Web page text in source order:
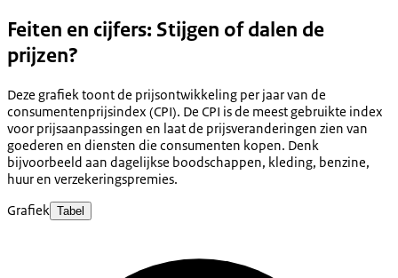
Feiten en cijfers: Stijgen of dalen de
prijzen?
Deze grafiek toont de prijsontwikkeling per jaar van de
consumentenprijsindex (CPI). De CPI is de meest gebruikte index
voor prijsaanpassingen en laat de prijsveranderingen zien van
goederen en diensten die consumenten kopen. Denk
bijvoorbeeld aan dagelijkse boodschappen, kleding, benzine,
huur en verzekeringspremies.
Grafiek Tabel